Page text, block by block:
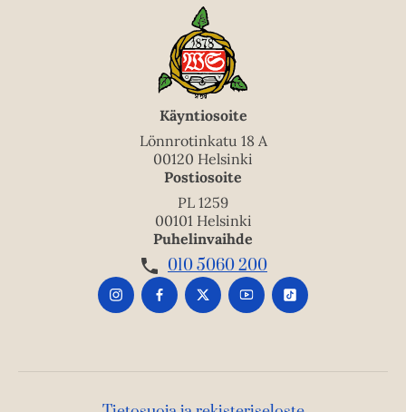
Käyntiosoite
Lönnrotinkatu 18 A
00120 Helsinki
Postiosoite
PL 1259
00101 Helsinki
Puhelinvaihde
010 5060 200